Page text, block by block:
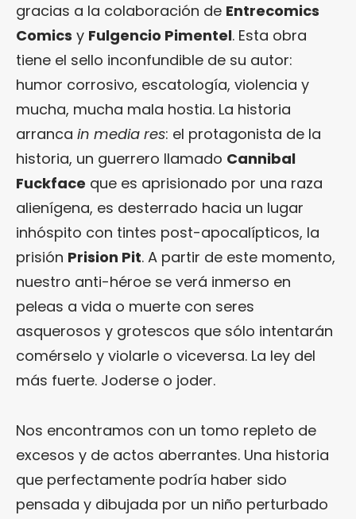
gracias a la colaboración de Entrecomics
Comics y Fulgencio Pimentel. Esta obra
tiene el sello inconfundible de su autor:
humor corrosivo, escatología, violencia y
mucha, mucha mala hostia. La historia
arranca in media res: el protagonista de la
historia, un guerrero llamado Cannibal
Fuckface que es aprisionado por una raza
alienígena, es desterrado hacia un lugar
inhóspito con tintes post-apocalípticos, la
prisión Prision Pit. A partir de este momento,
nuestro anti-héroe se verá inmerso en
peleas a vida o muerte con seres
asquerosos y grotescos que sólo intentarán
comérselo y violarle o viceversa. La ley del
más fuerte. Joderse o joder.
Nos encontramos con un tomo repleto de
excesos y de actos aberrantes. Una historia
que perfectamente podría haber sido
pensada y dibujada por un niño perturbado